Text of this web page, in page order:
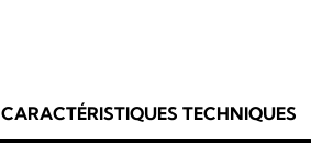
CARACTÉRISTIQUES TECHNIQUES